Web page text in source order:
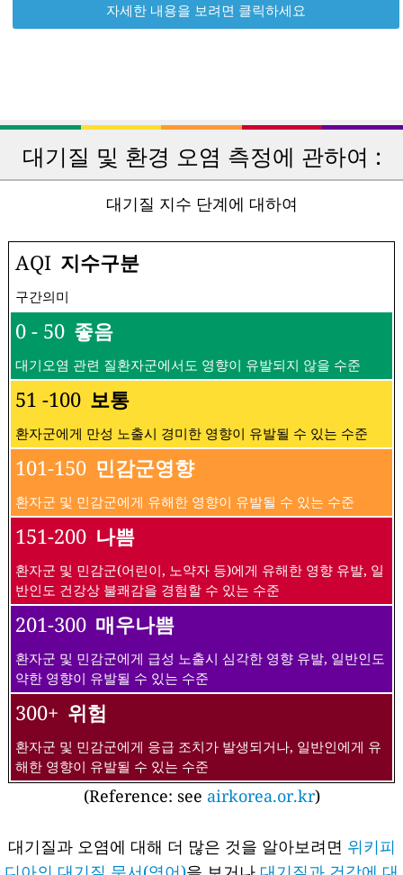
자세한 내용을 보려면 클릭하세요
대기질 및 환경 오염 측정에 관하여 :
대기질 지수 단계에 대하여
AQI 지수구분
구간의미
0 - 50 좋음
대기오염 관련 질환자군에서도 영향이 유발되지 않을 수준
51 -100 보통
환자군에게 만성 노출시 경미한 영향이 유발될 수 있는 수준
101-150 민감군영향
환자군 및 민감군에게 유해한 영향이 유발될 수 있는 수준
151-200 나쁨
환자군 및 민감군(어린이, 노약자 등)에게 유해한 영향 유발, 일
반인도 건강상 불쾌감을 경험할 수 있는 수준
201-300 매우나쁨
환자군 및 민감군에게 급성 노출시 심각한 영향 유발, 일반인도
약한 영향이 유발될 수 있는 수준
300+ 위험
환자군 및 민감군에게 응급 조치가 발생되거나, 일반인에게 유
해한 영향이 유발될 수 있는 수준
(Reference: see airkorea.or.kr)
대기질과 오염에 대해 더 많은 것을 알아보려면 위키피